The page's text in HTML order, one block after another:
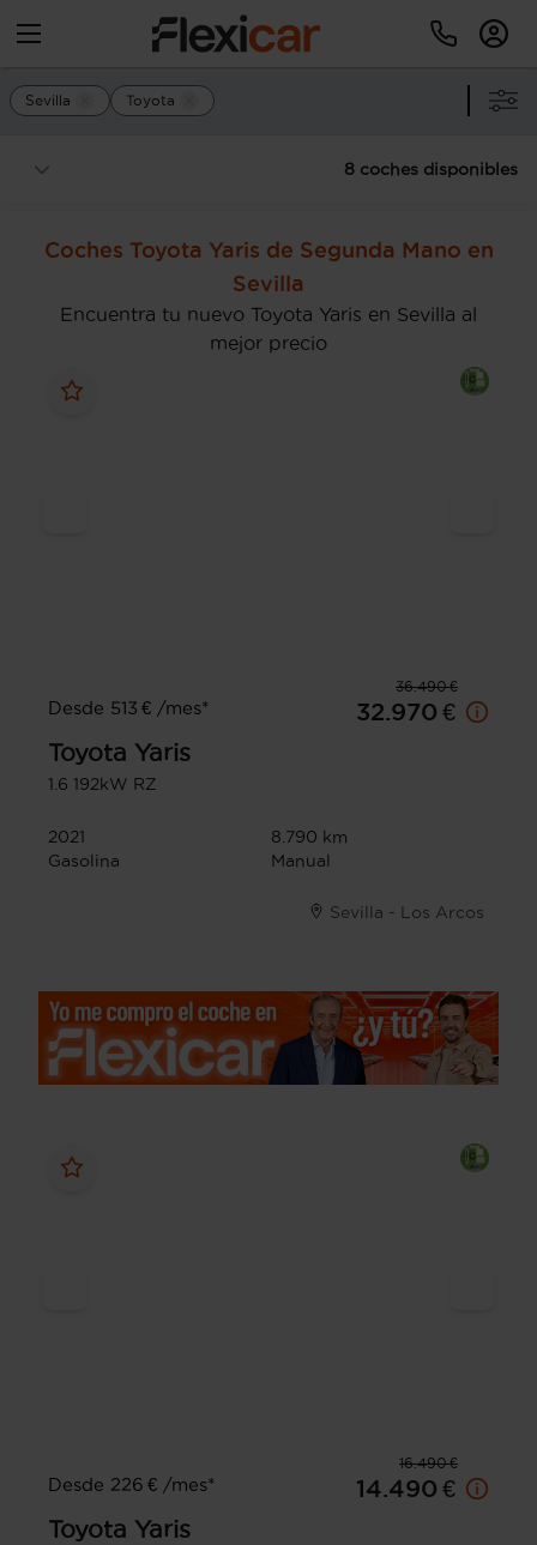
Sevilla Toyota
8 coches disponibles
Coches Toyota Yaris de Segunda Mano en
Sevilla
Encuentra tu nuevo Toyota Yaris en Sevilla al
mejor precio
36.490 €
Desde 513 € /mes*
32.970 €
Toyota Yaris
1.6 192kW RZ
2021
8.790 km
Gasolina
Manual
Sevilla - Los Arcos
16.490 €
Desde 226 € /mes*
14.490 €
Toyota Yaris